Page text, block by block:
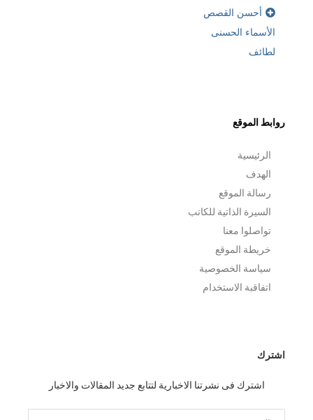
أحسن القصص
الأسماء الحسنى
لطائف
روابط الموقع
الرئيسية
الهدف
رسالة الموقع
السيرة الذاتية للكاتب
تواصلوا معنا
خريطة الموقع
سياسة الخصوصية
اتفاقبة الاستخدام
اشترك
اشترك فى نشرتنا الاخبارية لتتابع جديد المقالات والاخبار